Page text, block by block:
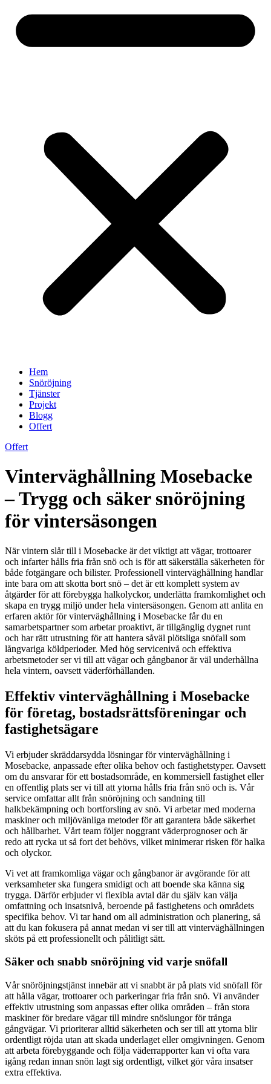
Hem
Snöröjning
Tjänster
Projekt
Blogg
Offert
Offert
Vinterväghållning Mosebacke
– Trygg och säker snöröjning
för vintersäsongen
När vintern slår till i Mosebacke är det viktigt att vägar, trottoarer
och infarter hålls fria från snö och is för att säkerställa säkerheten för
både fotgängare och bilister. Professionell vinterväghållning handlar
inte bara om att skotta bort snö – det är ett komplett system av
åtgärder för att förebygga halkolyckor, underlätta framkomlighet och
skapa en trygg miljö under hela vintersäsongen. Genom att anlita en
erfaren aktör för vinterväghållning i Mosebacke får du en
samarbetspartner som arbetar proaktivt, är tillgänglig dygnet runt
och har rätt utrustning för att hantera såväl plötsliga snöfall som
långvariga köldperioder. Med hög servicenivå och effektiva
arbetsmetoder ser vi till att vägar och gångbanor är väl underhållna
hela vintern, oavsett väderförhållanden.
Effektiv vinterväghållning i Mosebacke
för företag, bostadsrättsföreningar och
fastighetsägare
Vi erbjuder skräddarsydda lösningar för vinterväghållning i
Mosebacke, anpassade efter olika behov och fastighetstyper. Oavsett
om du ansvarar för ett bostadsområde, en kommersiell fastighet eller
en offentlig plats ser vi till att ytorna hålls fria från snö och is. Vår
service omfattar allt från snöröjning och sandning till
halkbekämpning och bortforsling av snö. Vi arbetar med moderna
maskiner och miljövänliga metoder för att garantera både säkerhet
och hållbarhet. Vårt team följer noggrant väderprognoser och är
redo att rycka ut så fort det behövs, vilket minimerar risken för halka
och olyckor.
Vi vet att framkomliga vägar och gångbanor är avgörande för att
verksamheter ska fungera smidigt och att boende ska känna sig
trygga. Därför erbjuder vi flexibla avtal där du själv kan välja
omfattning och insatsnivå, beroende på fastighetens och områdets
specifika behov. Vi tar hand om all administration och planering, så
att du kan fokusera på annat medan vi ser till att vinterväghållningen
sköts på ett professionellt och pålitligt sätt.
Säker och snabb snöröjning vid varje snöfall
Vår snöröjningstjänst innebär att vi snabbt är på plats vid snöfall för
att hålla vägar, trottoarer och parkeringar fria från snö. Vi använder
effektiv utrustning som anpassas efter olika områden – från stora
maskiner för bredare vägar till mindre snöslungor för trånga
gångvägar. Vi prioriterar alltid säkerheten och ser till att ytorna blir
ordentligt röjda utan att skada underlaget eller omgivningen. Genom
att arbeta förebyggande och följa väderrapporter kan vi ofta vara
igång redan innan snön lagt sig ordentligt, vilket gör våra insatser
extra effektiva.